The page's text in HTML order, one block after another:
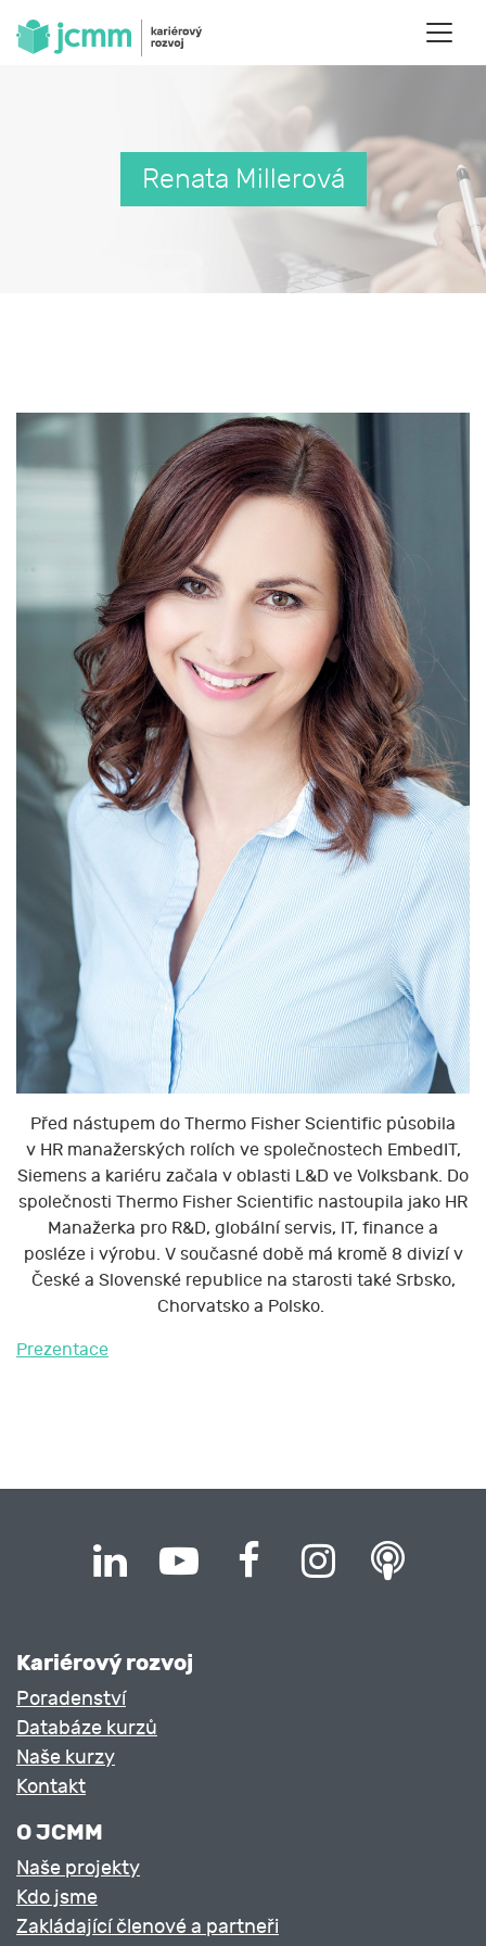
Renata Millerová
Před nástupem do Thermo Fisher Scientific působila
v HR manažerských rolích ve společnostech EmbedIT,
Siemens a kariéru začala v oblasti L&D ve Volksbank. Do
společnosti Thermo Fisher Scientific nastoupila jako HR
Manažerka pro R&D, globální servis, IT, finance a
posléze i výrobu. V současné době má kromě 8 divizí v
České a Slovenské republice na starosti také Srbsko,
Chorvatsko a Polsko.
Prezentace
Kariérový rozvoj
Poradenství
Databáze kurzů
Naše kurzy
Kontakt
O JCMM
Naše projekty
Kdo jsme
Zakládající členové a partneři